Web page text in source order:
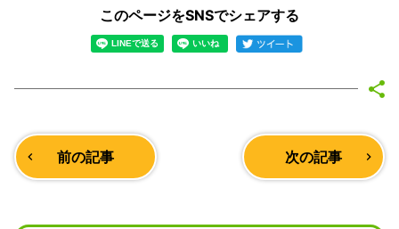
このページをSNSでシェアする
navigate_before 前の記事 次の記事 navigate_next